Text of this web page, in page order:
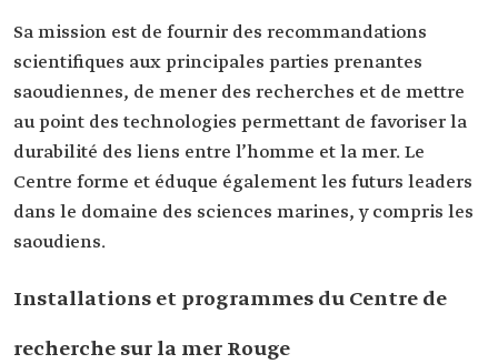
Sa mission est de fournir des recommandations
scientifiques aux principales parties prenantes
saoudiennes, de mener des recherches et de mettre
au point des technologies permettant de favoriser la
durabilité des liens entre l’homme et la mer. Le
Centre forme et éduque également les futurs leaders
dans le domaine des sciences marines, y compris les
saoudiens.
Installations et programmes du Centre de
recherche sur la mer Rouge